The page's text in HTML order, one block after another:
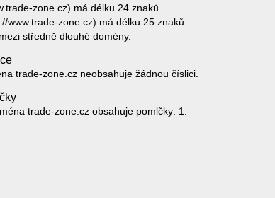
zone.cz) má délku 24 znaků.
zone.cz) má délku 25 znaků.
středně dlouhé domény.
trade-zone.cz neobsahuje žádnou číslici.
trade-zone.cz obsahuje pomlčky: 1.